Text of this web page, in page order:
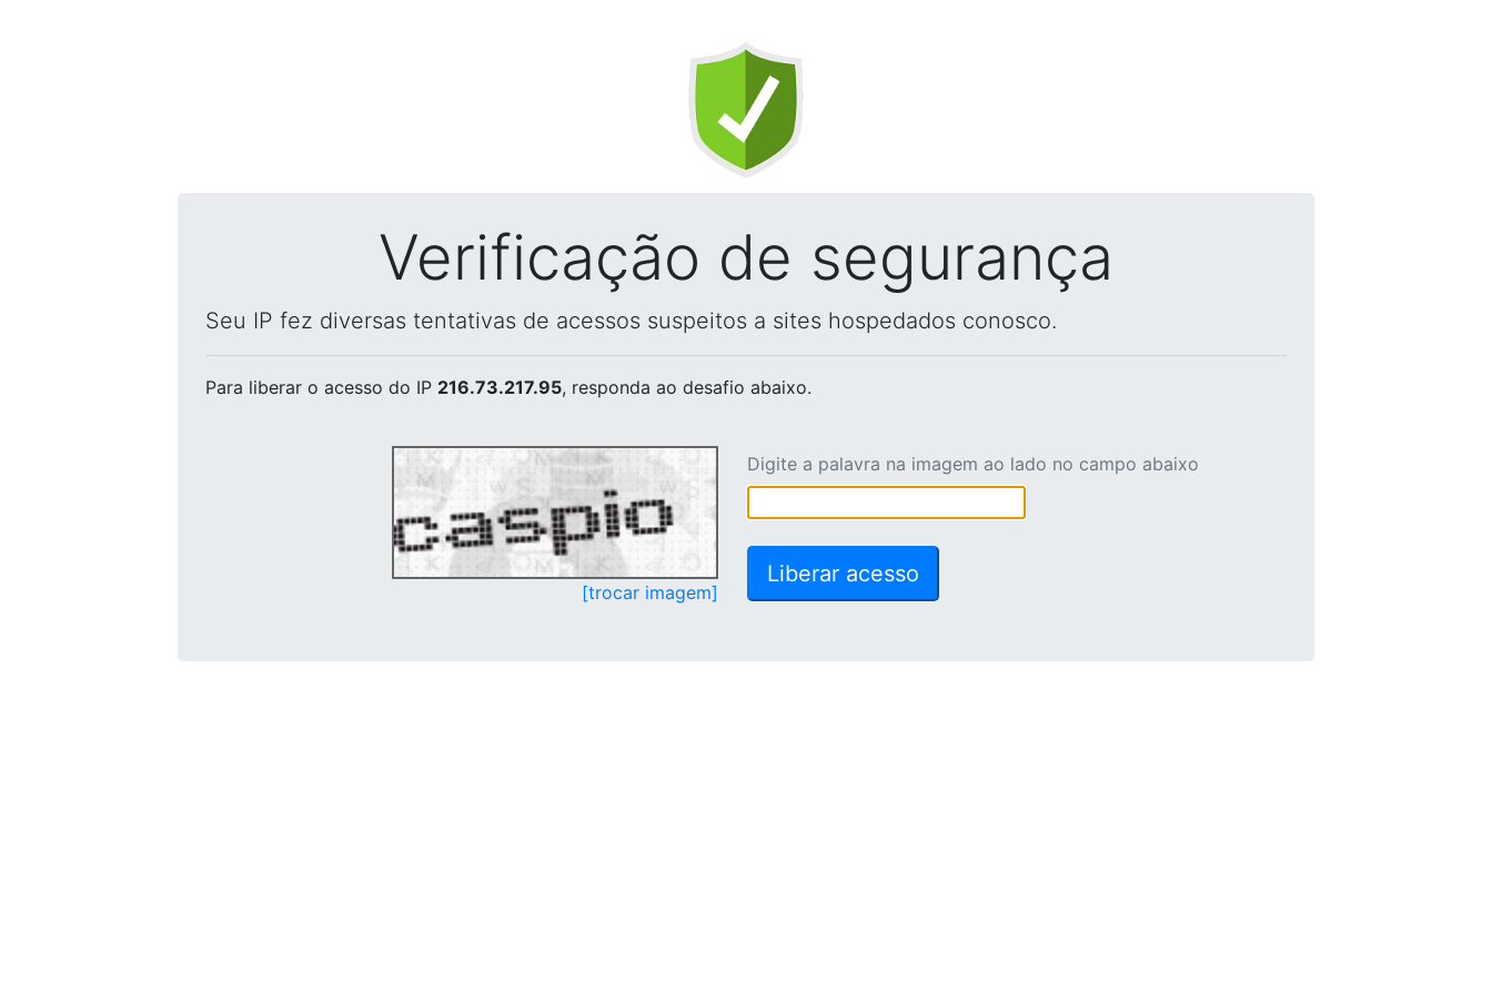
Verificação de segurança
Seu IP fez diversas tentativas de acessos suspeitos a sites hospedados conosco.
Para liberar o acesso do IP 216.73.217.95, responda ao desafio abaixo.
[trocar imagem]
Digite a palavra na imagem ao lado no campo abaixo